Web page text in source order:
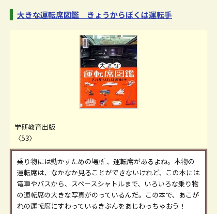
大きな運転席図鑑 きょうからぼくは運転手
学研教育出版
〈53〉
乗り物には動かすための場所 、運転席があるよね。本物の
運転席は、なかなか見ることができないけれど、この本には
電車やバスから、スペースシャトルまで、いろいろな乗り物
の運転席の大きな写真がのっているんだ。この本で、あこが
れの運転席にすわっているきぶんをあじわっちゃおう！